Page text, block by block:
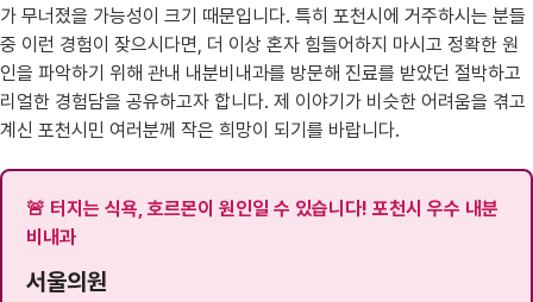
가 무너졌을 가능성이 크기 때문입니다. 특히 포천시에 거주하시는 분들
중 이런 경험이 잦으시다면, 더 이상 혼자 힘들어하지 마시고 정확한 원
인을 파악하기 위해 관내 내분비내과를 방문해 진료를 받았던 절박하고
리얼한 경험담을 공유하고자 합니다. 제 이야기가 비슷한 어려움을 겪고
계신 포천시민 여러분께 작은 희망이 되기를 바랍니다.
🚨 터지는 식욕, 호르몬이 원인일 수 있습니다! 포천시 우수 내분
비내과
서울의원